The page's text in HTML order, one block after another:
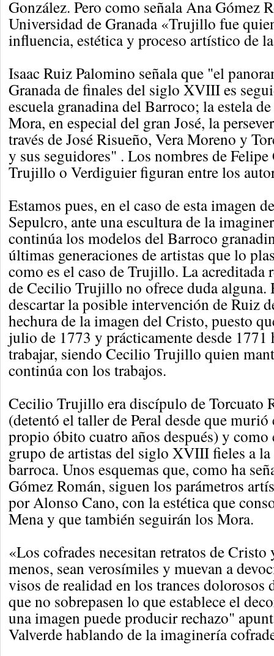
González. Pero como señala Ana Gómez
Universidad de Granada «Trujillo fue
influencia, estética y proceso artístico de
Isaac Ruiz Palomino señala que "el
Granada de finales del siglo XVIII es
escuela granadina del Barroco; la estela
Mora, en especial del gran José, la
través de José Risueño, Vera Moreno y
y sus seguidores" . Los nombres de
Trujillo o Verdiguier figuran entre los
Estamos pues, en el caso de esta imagen
Sepulcro, ante una escultura de la
continúa los modelos del Barroco
últimas generaciones de artistas que lo
como es el caso de Trujillo. La acreditada
de Cecilio Trujillo no ofrece duda alguna.
descartar la posible intervención de Ruiz
hechura de la imagen del Cristo, puesto
julio de 1773 y prácticamente desde 1771
trabajar, siendo Cecilio Trujillo quien
continúa con los trabajos.
Cecilio Trujillo era discípulo de Torcuato
(detentó el taller de Peral desde que murió
propio óbito cuatro años después) y
grupo de artistas del siglo XVIII fieles a la
barroca. Unos esquemas que, como ha
Gómez Román, siguen los parámetros
por Alonso Cano, con la estética que
Mena y que también seguirán los Mora.
«Los cofrades necesitan retratos de
menos, sean verosímiles y muevan a
visos de realidad en los trances dolorosos
que no sobrepasen lo que establece el
una imagen puede producir rechazo"
Valverde hablando de la imaginería